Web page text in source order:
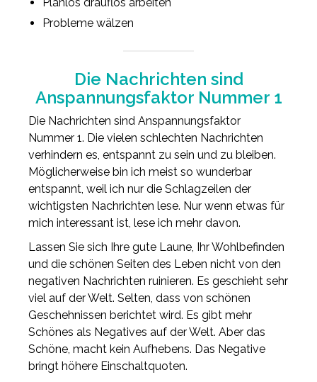
Probleme wälzen
Die Nachrichten sind
Anspannungsfaktor Nummer 1
Die Nachrichten sind Anspannungsfaktor
Nummer 1. Die vielen schlechten Nachrichten
verhindern es, entspannt zu sein und zu bleiben.
Möglicherweise bin ich meist so wunderbar
entspannt, weil ich nur die Schlagzeilen der
wichtigsten Nachrichten lese. Nur wenn etwas für
mich interessant ist, lese ich mehr davon.
Lassen Sie sich Ihre gute Laune, Ihr Wohlbefinden
und die schönen Seiten des Leben nicht von den
negativen Nachrichten ruinieren. Es geschieht sehr
viel auf der Welt. Selten, dass von schönen
Geschehnissen berichtet wird. Es gibt mehr
Schönes als Negatives auf der Welt. Aber das
Schöne, macht kein Aufhebens. Das Negative
bringt höhere Einschaltquoten.